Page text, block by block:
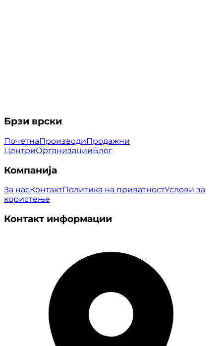
Брзи врски
ПочетнаПроизводиПродажни
ЦентриОрганизацииБлог
Компанија
За насКонтактПолитика на приватностУслови за
користење
Контакт информации